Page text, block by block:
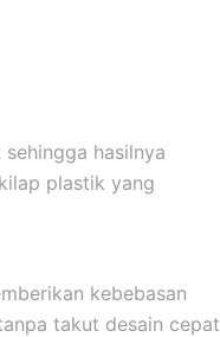
hasilnya
plastik yang
kebebasan
takut desain cepat